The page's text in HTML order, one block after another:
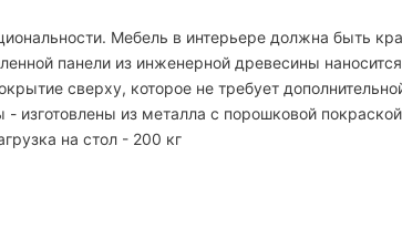
Мебель в интерьере должна быть
панели из инженерной древесины
сверху, которое не требует
из металла с порошковой
на стол - 200 кг